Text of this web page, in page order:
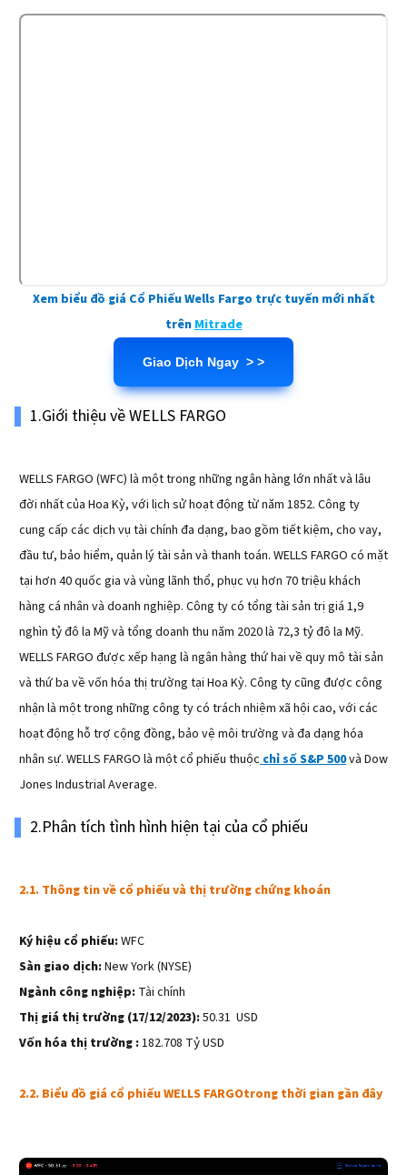
Xem biểu đồ giá Cổ Phiếu Wells Fargo trực tuyến mới nhất
trênMitrade
Giao Dịch Ngay > >
1.Giới thiệu về WELLS FARGO
WELLS FARGO (WFC) là một trong những ngân hàng lớn nhất và lâu
đời nhất của Hoa Kỳ, với lịch sử hoạt động từ năm 1852. Công ty
cung cấp các dịch vụ tài chính đa dạng, bao gồm tiết kiệm, cho vay,
đầu tư, bảo hiểm, quản lý tài sản và thanh toán. WELLS FARGO có mặt
tại hơn 40 quốc gia và vùng lãnh thổ, phục vụ hơn 70 triệu khách
hàng cá nhân và doanh nghiệp. Công ty có tổng tài sản trị giá 1,9
nghìn tỷ đô la Mỹ và tổng doanh thu năm 2020 là 72,3 tỷ đô la Mỹ.
WELLS FARGO được xếp hạng là ngân hàng thứ hai về quy mô tài sản
và thứ ba về vốn hóa thị trường tại Hoa Kỳ. Công ty cũng được công
nhận là một trong những công ty có trách nhiệm xã hội cao, với các
hoạt động hỗ trợ cộng đồng, bảo vệ môi trường và đa dạng hóa
nhân sự. WELLS FARGO là một cổ phiếu thuộcchỉ số S&P 500và Dow
Jones Industrial Average.
2.Phân tích tình hình hiện tại của cổ phiếu
2.1. Thông tin về cổ phiếu và thị trường chứng khoán
Ký hiệu cổ phiếu:WFC
Sàn giao dịch:New York (NYSE)
Ngành công nghiệp: Tài chính
Thị giá thị trường (17/12/2023):50.31 USD
Vốn hóa thị trường :182.708 Tỷ USD
2.2. Biểu đồ giá cổ phiếu WELLS FARGOtrong thời gian gần đây